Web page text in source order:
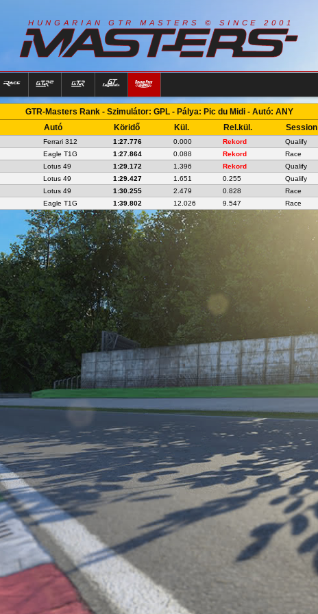
H U N G A R I A N G T R M A S T E R S © S I N C E 2 0 0 1
GTR-Masters Rank - Szimulátor: GPL - Pálya: Pic du Midi - Autó: ANY
Autó Köridő Kül. Rel.kül. Session
Ferrari 312 1:27.776 0.000 Rekord Qualify
Eagle T1G 1:27.864 0.088 Rekord Race
Lotus 49 1:29.172 1.396 Rekord Qualify
Lotus 49 1:29.427 1.651 0.255 Qualify
Lotus 49 1:30.255 2.479 0.828 Race
Eagle T1G 1:39.802 12.026 9.547 Race